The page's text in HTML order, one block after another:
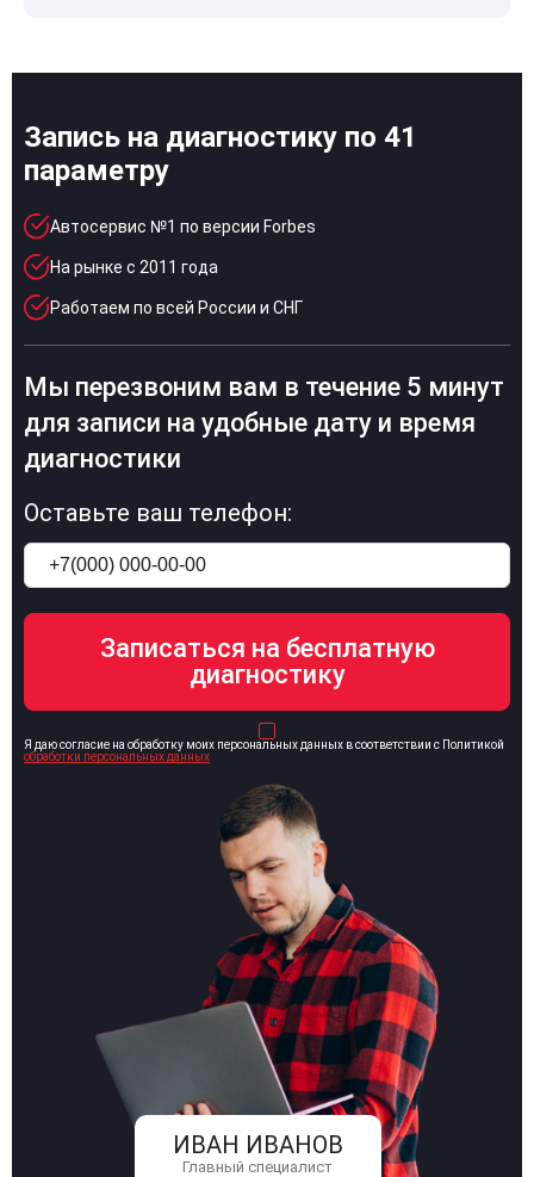
Запись на диагностику по 41
параметру
Автосервис №1 по версии Forbes
На рынке с 2011 года
Работаем по всей России и СНГ
ИВАН ИВАНОВ
Главный специалист
Мы перезвоним вам в течение 5 минут
для записи на удобные дату и время
диагностики
Оставьте ваш телефон:
Я даю согласие на обработку моих персональных данных в соответствии с Политикой
обработки персональных данных